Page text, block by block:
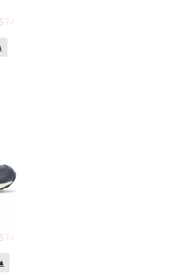
Classic Blue Grey
Classic Blue White Leather